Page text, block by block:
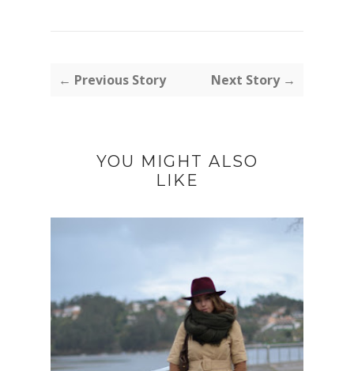
← Previous Story Next Story →
YOU MIGHT ALSO
LIKE